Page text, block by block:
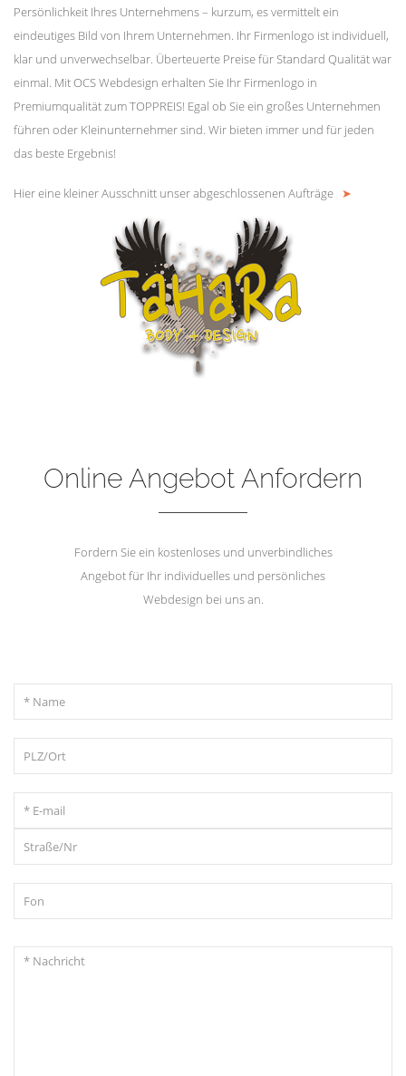
Persönlichkeit Ihres Unternehmens – kurzum, es vermittelt ein
eindeutiges Bild von Ihrem Unternehmen. Ihr Firmenlogo ist individuell,
klar und unverwechselbar. Überteuerte Preise für Standard Qualität war
einmal. Mit OCS Webdesign erhalten Sie Ihr Firmenlogo in
Premiumqualität zum TOPPREIS! Egal ob Sie ein großes Unternehmen
führen oder Kleinunternehmer sind. Wir bieten immer und für jeden
das beste Ergebnis!
Hier eine kleiner Ausschnitt unser abgeschlossenen Aufträge ➤
Online Angebot Anfordern
Fordern Sie ein kostenloses und unverbindliches
Angebot für Ihr individuelles und persönliches
Webdesign bei uns an.